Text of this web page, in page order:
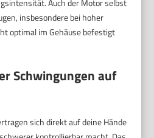
Auch der Motor selbst
insbesondere bei hoher
optimal im Gehäuse befestigt
Schwingungen auf
sich direkt auf deine Hände